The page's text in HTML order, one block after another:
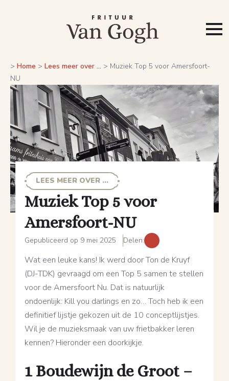
> Home > Lees meer over ... > Muziek Top 5 voor Amersfoort-
NU
LEES MEER OVER ...
Muziek Top 5 voor
Amersfoort-NU
Gepubliceerd op 9 mei 2025 Delen:
Wat een leuke kans! Ik werd door Ton de Kruyf
(DJ-TDK) gevraagd om een Top 5 samen te stellen
voor de Amersfoort Nu. Dat is natuurlijk
ondoenlijk: Kill you darlings en zo… Toch heb ik een
definitief lijstje gekozen uit de 10 conceptlijstjes.
Wil je de muzieksmaak van uw frietbakker leren
kennen? Hieronder een doorkijkje.
1 Boudewijn de Groot –